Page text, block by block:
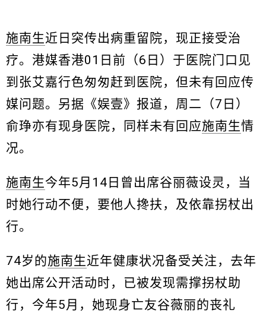
施南生近日突传出病重留院，现正接受治
疗。港媒香港01日前（6日）于医院门口见
到张艾嘉行色匆匆赶到医院，但未有回应传
媒问题。另据《娱壹》报道，周二（7日）
俞琤亦有现身医院，同样未有回应施南生情
况。
施南生今年5月14日曾出席谷丽薇设灵，当
时她行动不便，要他人搀扶，及依靠拐杖出
行。
74岁的施南生近年健康状况备受关注，去年
她出席公开活动时，已被发现需撑拐杖助
行，今年5月，她现身亡友谷薇丽的丧礼